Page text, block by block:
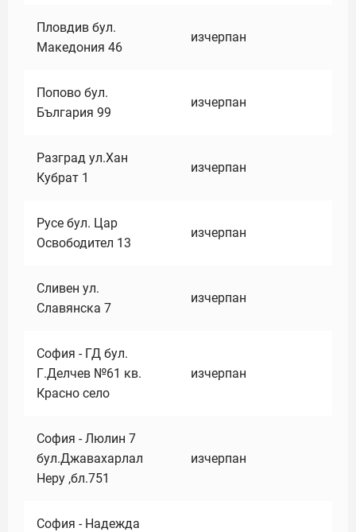
Пловдив бул.
Македония 46
изчерпан
Попово бул.
България 99
изчерпан
Разград ул.Хан
Кубрат 1
изчерпан
Русе бул. Цар
Освободител 13
изчерпан
Сливен ул.
Славянска 7
изчерпан
София - ГД бул.
Г.Делчев №61 кв.
Красно село
изчерпан
София - Люлин 7
бул.Джавахарлал
Неру ,бл.751
изчерпан
София - Надежда